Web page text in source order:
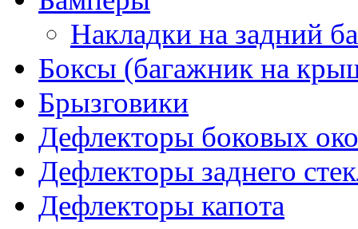
Накладки на задний
Боксы (багажник на
Брызговики
Дефлекторы боковых
Дефлекторы заднего
Дефлекторы капота